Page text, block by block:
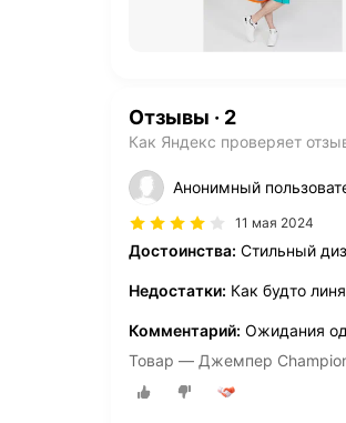
Отзывы · 2
Как Яндекс проверяет
Анонимный
11 мая 2024
Достоинства: Стильный
Недостатки: Как будто
Комментарий: Ожидания
Товар — Джемпер